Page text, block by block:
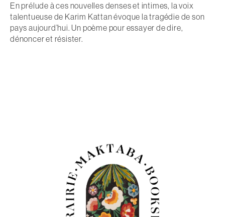
En prélude à ces nouvelles denses et intimes, la voix
talentueuse de Karim Kattan évoque la tragédie de son
pays aujourd’hui. Un poème pour essayer de dire,
dénoncer et résister.